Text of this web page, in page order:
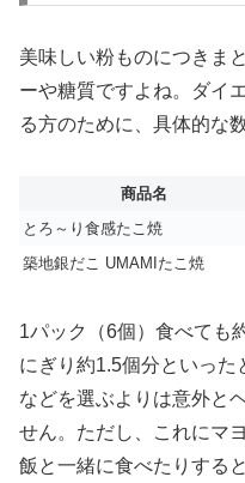
美味しい粉ものにつきま
ーや糖質ですよね。ダイ
る方のために、具体的な
商品名
とろ～り食感たこ焼
築地銀だこ UMAMIたこ焼
1パック（6個）食べても
にぎり約1.5個分といった
などを選ぶよりは意外と
せん。ただし、これにマ
飯と一緒に食べたりする